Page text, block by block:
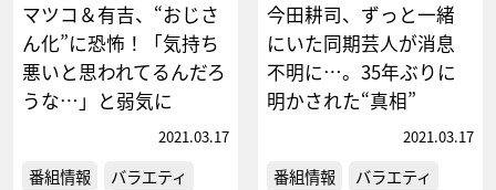
マツコ＆有吉、“おじさ
ん化”に恐怖！「気持ち
悪いと思われてるんだろ
うな…」と弱気に
2021.03.17
番組情報
バラエティ
今田耕司、ずっと一緒
にいた同期芸人が消息
不明に…。35年ぶりに
明かされた“真相”
2021.03.17
番組情報
バラエティ